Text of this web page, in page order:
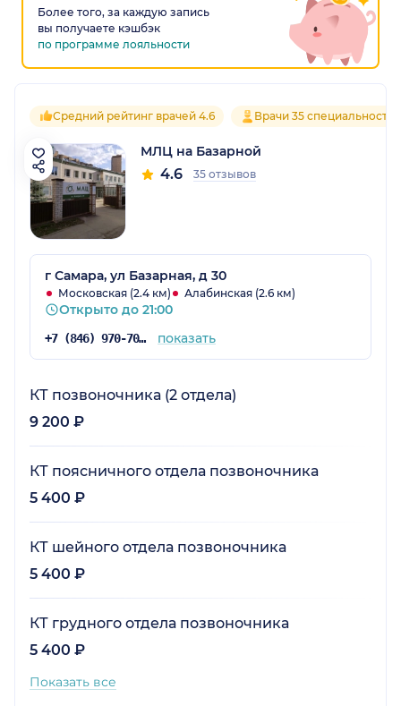
Более того, за каждую запись
вы получаете кэшбэк
по программе лояльности
Средний рейтинг врачей 4.6 Врачи 35 специальностей
МЛЦ на Базарной
4.6 35 отзывов
г Самара, ул Базарная, д 30
Московская (2.4 км) Алабинская (2.6 км)
Открыто до 21:00
+7 (846) 970-70-83 показать
КТ позвоночника (2 отдела)
9 200 ₽
КТ поясничного отдела позвоночника
5 400 ₽
КТ шейного отдела позвоночника
5 400 ₽
КТ грудного отдела позвоночника
5 400 ₽
Показать все